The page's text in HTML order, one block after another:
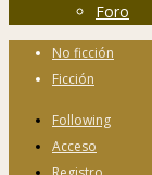
Foro
No ficción
Ficción
Following
Acceso